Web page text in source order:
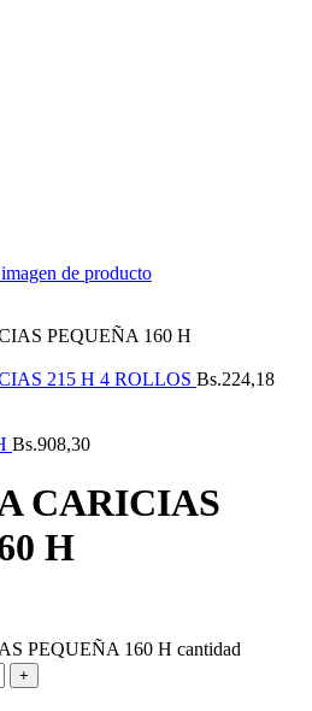
PEQUEÑA 160 H
215 H 4 ROLLOS Bs.224,18
Bs.908,30
CARICIAS
H
PEQUEÑA 160 H cantidad